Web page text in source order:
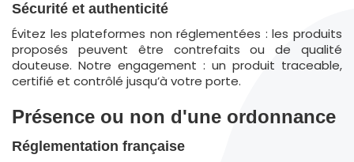
Sécurité et authenticité
Évitez les plateformes non réglementées : les produits
proposés peuvent être contrefaits ou de qualité
douteuse. Notre engagement : un produit traceable,
certifié et contrôlé jusqu’à votre porte.
Présence ou non d'une ordonnance
Réglementation française